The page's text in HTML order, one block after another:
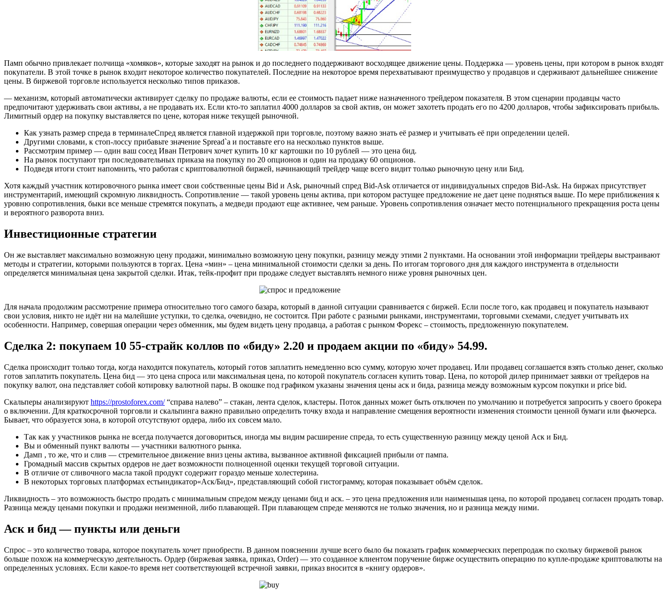
Памп обычно привлекает полчища «хомяков», которые заходят на рынок и до последнего поддерживают восходящее движение цены. Поддержка — уровень цены, при котором в рынок входят
покупатели. В этой точке в рынок входит некоторое количество покупателей. Последние на некоторое время перехватывают преимущество у продавцов и сдерживают дальнейшее снижение
цены. В биржевой торговле используется несколько типов приказов.
— механизм, который автоматически активирует сделку по продаже валюты, если ее стоимость падает ниже назначенного трейдером показателя. В этом сценарии продавцы часто
предпочитают удерживать свои активы, а не продавать их. Если кто-то заплатил 4000 долларов за свой актив, он может захотеть продать его по 4200 долларов, чтобы зафиксировать прибыль.
Лимитный ордер на покупку выставляется по цене, которая ниже текущей рыночной.
Как узнать размер спреда в терминалеСпред является главной издержкой при торговле, поэтому важно знать её размер и учитывать её при определении целей.
Другими словами, к стоп-лоссу прибавьте значение Spread`а и поставьте его на несколько пунктов выше.
Рассмотрим пример — один ваш сосед Иван Петрович хочет купить 10 кг картошки по 10 рублей — это цена бид.
На рынок поступают три последовательных приказа на покупку по 20 опционов и один на продажу 60 опционов.
Подведя итоги стоит напомнить, что работая с криптовалютной биржей, начинающий трейдер чаще всего видит только рыночную цену или Бид.
Хотя каждый участник котировочного рынка имеет свои собственные цены Bid и Ask, рыночный спред Bid-Ask отличается от индивидуальных спредов Bid-Ask. На биржах присутствует
инструментарий, имеющий скромную ликвидность. Сопротивление — такой уровень цены актива, при котором растущее предложение не дает цене подняться выше. По мере приближения к
уровню сопротивления, быки все меньше стремятся покупать, а медведи продают еще активнее, чем раньше. Уровень сопротивления означает место потенциального прекращения роста цены
и вероятного разворота вниз.
Инвестиционные стратегии
Он же выставляет максимально возможную цену продажи, минимально возможную цену покупки, разницу между этими 2 пунктами. На основании этой информации трейдеры выстраивают
методы и стратегии, которыми пользуются в торгах. Цена «мин» – цена минимальной стоимости сделки за день. По итогам торгового дня для каждого инструмента в отдельности
определяется минимальная цена закрытой сделки. Итак, тейк-профит при продаже следует выставлять немного ниже уровня рыночных цен.
Для начала продолжим рассмотрение примера относительно того самого базара, который в данной ситуации сравнивается с биржей. Если после того, как продавец и покупатель называют
свои условия, никто не идёт ни на малейшие уступки, то сделка, очевидно, не состоится. При работе с разными рынками, инструментами, торговыми схемами, следует учитывать их
особенности. Например, совершая операции через обменник, мы будем видеть цену продавца, а работая с рынком Форекс – стоимость, предложенную покупателем.
Сделка 2: покупаем 10 55-страйк коллов по «биду» 2.20 и продаем акции по «биду» 54.99.
Сделка происходит только тогда, когда находится покупатель, который готов заплатить немедленно всю сумму, которую хочет продавец. Или продавец соглашается взять столько денег, сколько
готов заплатить покупатель. Цена бид — это цена спроса или максимальная цена, по которой покупатель согласен купить товар. Цена, по которой дилер принимает заявки от трейдеров на
покупку валют, она педставляет собой котировку валютной пары. В окошке под графиком указаны значения цены аск и бида, разница между возможным курсом покупки и price bid.
Скальперы анализируют https://prostoforex.com/“справа налево” – стакан, лента сделок, кластеры. Поток данных может быть отключен по умолчанию и потребуется запросить у своего брокера
о включении. Для краткосрочной торговли и скальпинга важно правильно определить точку входа и направление смещения вероятности изменения стоимости ценной бумаги или фьючерса.
Бывает, что образуется зона, в которой отсутствуют ордера, либо их совсем мало.
Так как у участников рынка не всегда получается договориться, иногда мы видим расширение спреда, то есть существенную разницу между ценой Аск и Бид.
Вы и обменный пункт валюты — участники валютного рынка.
Дамп , то же, что и слив — стремительное движение вниз цены актива, вызванное активной фиксацией прибыли от пампа.
Громадный массив скрытых ордеров не дает возможности полноценной оценки текущей торговой ситуации.
В отличие от сливочного масла такой продукт содержит гораздо меньше холестерина.
В некоторых торговых платформах естьиндикатор«Аск/Бид», представляющий собой гистограмму, которая показывает объём сделок.
Ликвидность – это возможность быстро продать с минимальным спредом между ценами бид и аск. – это цена предложения или наименьшая цена, по которой продавец согласен продать товар.
Разница между ценами покупки и продажи неизменной, либо плавающей. При плавающем спреде меняются не только значения, но и разница между ними.
Аск и бид — пункты или деньги
Спрос – это количество товара, которое покупатель хочет приобрести. В данном пояснении лучше всего было бы показать график коммерческих перепродаж по скольку биржевой рынок
больше похож на коммерческую деятельность. Ордер (биржевая заявка, приказ, Order) — это созданное клиентом поручение бирже осуществить операцию по купле-продаже криптовалюты на
определенных условиях. Если какое-то время нет соответствующей встречной заявки, приказ вносится в «книгу ордеров».